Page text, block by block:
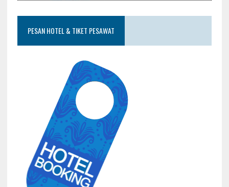
PESAN HOTEL & TIKET PESAWAT